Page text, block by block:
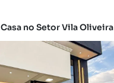
Casa no Setor Vila Oliveira